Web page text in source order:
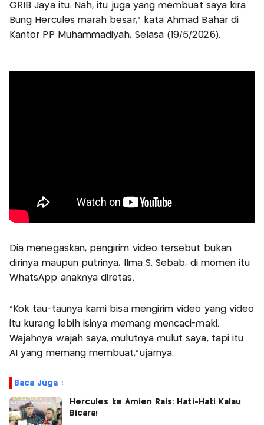
GRIB Jaya itu. Nah, itu juga yang membuat saya kira
Bung Hercules marah besar," kata Ahmad Bahar di
Kantor PP Muhammadiyah, Selasa (19/5/2026).
Dia menegaskan, pengirim video tersebut bukan
dirinya maupun putrinya, Ilma S. Sebab, di momen itu
WhatsApp anaknya diretas.
"Kok tau-taunya kami bisa mengirim video yang video
itu kurang lebih isinya memang mencaci-maki.
Wajahnya wajah saya, mulutnya mulut saya, tapi itu
AI yang memang membuat,”ujarnya.
Baca Juga :
Hercules ke Amien Rais: Hati-Hati Kalau
Bicara!